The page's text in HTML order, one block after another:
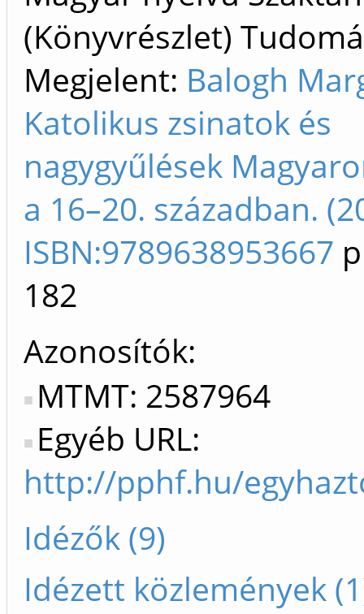
(Könyvrészlet)
Megjelent: Balogh
Katolikus zsinatok és
nagygyűlések
a 16–20. században.
ISBN:9789638953667
182
Azonosítók
MTMT: 2587964
Egyéb URL:
http://pphf.hu/
Idézők (9)
Idézett közlemények